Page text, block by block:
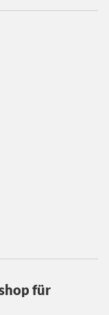
für